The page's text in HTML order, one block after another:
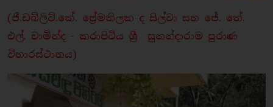
(ජී.ඩබ්ලිව්.කේ. ප්‍රේමතිලක ද සිල්වා සහ ජේ. තේ.
එල්. චාමින්ද - කරාපිටිය ශ්‍රී සුනන්දාරාම පුරාණ
විහාරස්ථානය)